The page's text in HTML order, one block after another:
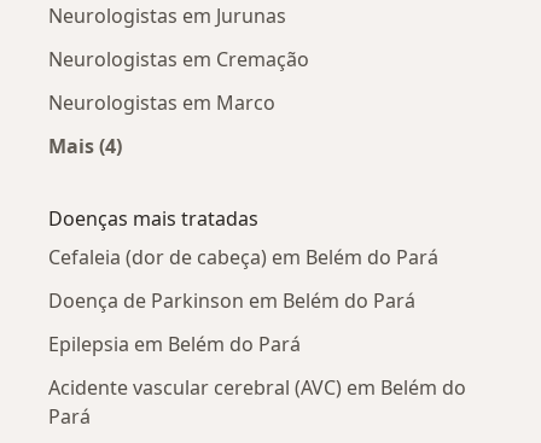
Neurologistas em Jurunas
Neurologistas em Cremação
Neurologistas em Marco
Mais (4)
Doenças mais tratadas
Cefaleia (dor de cabeça) em Belém do Pará
Doença de Parkinson em Belém do Pará
Epilepsia em Belém do Pará
Acidente vascular cerebral (AVC) em Belém do
Pará